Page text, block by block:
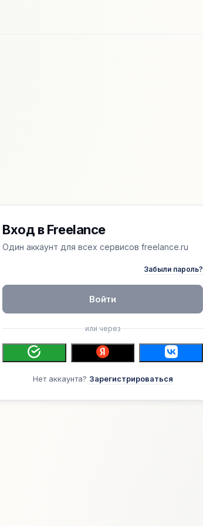
Вход в Freelance
Один аккаунт для всех сервисов freelance.ru
Забыли пароль?
Войти
или через
Нет аккаунта? Зарегистрироваться